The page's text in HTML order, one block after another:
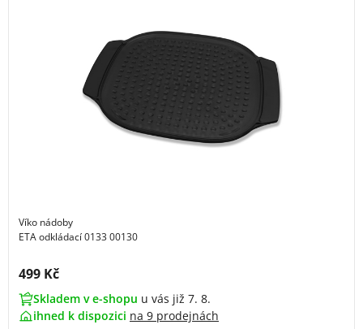
Víko nádoby
ETA odkládací 0133 00130
Cena s DPH:
499 Kč
Skladem v e-shopu u vás již 7. 8.
ihned k dispozici na 9 prodejnách